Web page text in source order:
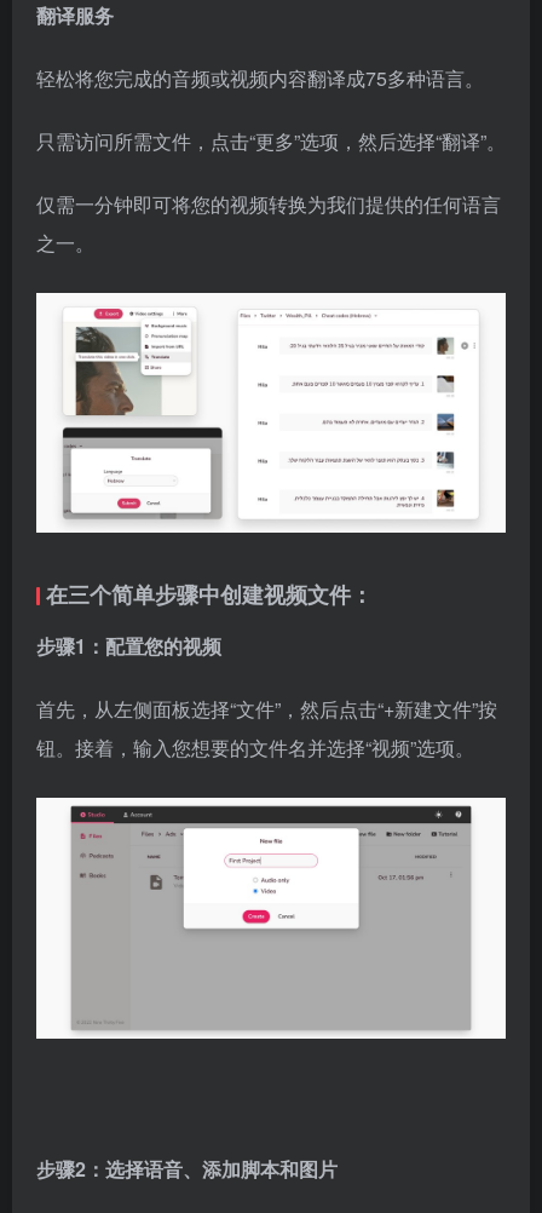
翻译服务
轻松将您完成的音频或视频内容翻译成75多种语言。
只需访问所需文件，点击“更多”选项，然后选择“翻译”。
仅需一分钟即可将您的视频转换为我们提供的任何语言
之一。
在三个简单步骤中创建视频文件：
步骤1：配置您的视频
首先，从左侧面板选择“文件”，然后点击“+新建文件”按
钮。接着，输入您想要的文件名并选择“视频”选项。
步骤2：选择语音、添加脚本和图片